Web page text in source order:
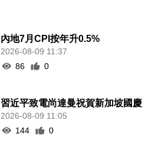
內地7月CPI按年升0.5%
2026-08-09 11:37
86
0
習近平致電尚達曼祝賀新加坡國慶
2026-08-09 11:05
144
0